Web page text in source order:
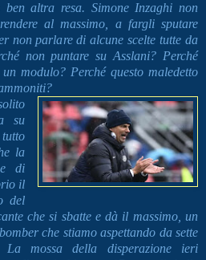
altra resa. Simone Inzaghi non
al massimo, a fargli sputare
non parlare di alcune scelte tutte da
non puntare su Asslani? Perché
modulo? Perché questo maledetto
su
la
di
il
del
che si sbatte e dà il massimo, un
che stiamo aspettando da sette
La mossa della disperazione ieri